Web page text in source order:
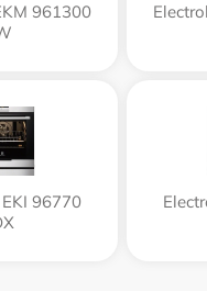
961300
96770